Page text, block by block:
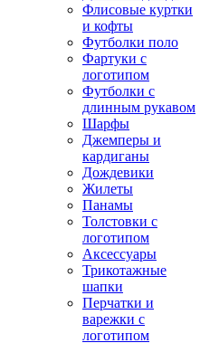
Флисовые куртки
и кофты
Футболки поло
Фартуки с
логотипом
Футболки с
длинным рукавом
Шарфы
Джемперы и
кардиганы
Дождевики
Жилеты
Панамы
Толстовки с
логотипом
Аксессуары
Трикотажные
шапки
Перчатки и
варежки с
логотипом